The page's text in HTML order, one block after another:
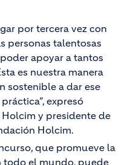
por tercera vez con
personas talentosas
apoyar a tantos
es nuestra manera
sostenible a dar ese
expresó
Holcim y presidente de
Holcim.
que promueve la
todo el mundo, puede